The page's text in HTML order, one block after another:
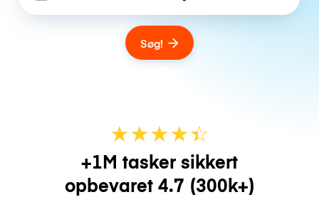
Søg!
★★★★☆
★
+1M tasker sikkert
opbevaret 4.7 (300k+)